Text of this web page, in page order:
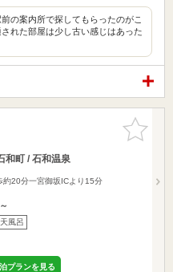
の案内所で探してもらったのがこ
れた部屋は少し古い感じはあった
お気に入
りに追加
和町 / 石和温泉
約20分一宮御坂ICより15分
風呂
プランを見る